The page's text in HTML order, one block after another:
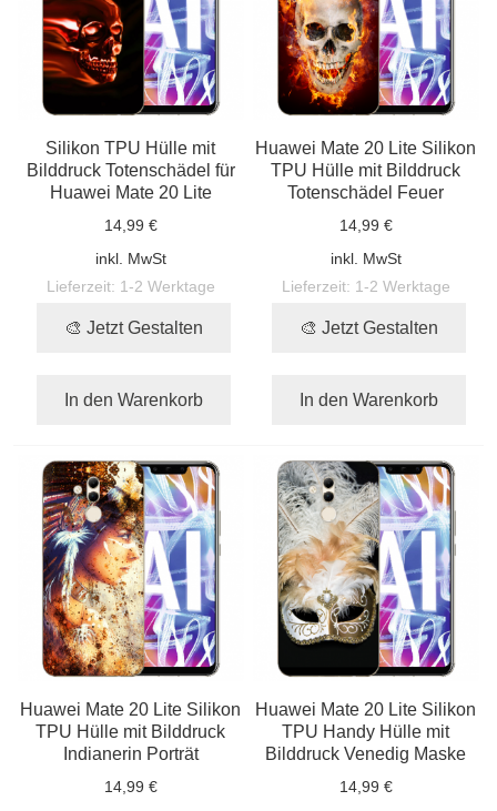
Silikon TPU Hülle mit
Bilddruck Totenschädel für
Huawei Mate 20 Lite
14,99 €
inkl. MwSt
Lieferzeit: 1-2 Werktage
🎨 Jetzt Gestalten
In den Warenkorb
Huawei Mate 20 Lite Silikon
TPU Hülle mit Bilddruck
Totenschädel Feuer
14,99 €
inkl. MwSt
Lieferzeit: 1-2 Werktage
🎨 Jetzt Gestalten
In den Warenkorb
Huawei Mate 20 Lite Silikon
TPU Hülle mit Bilddruck
Indianerin Porträt
14,99 €
Huawei Mate 20 Lite Silikon
TPU Handy Hülle mit
Bilddruck Venedig Maske
14,99 €